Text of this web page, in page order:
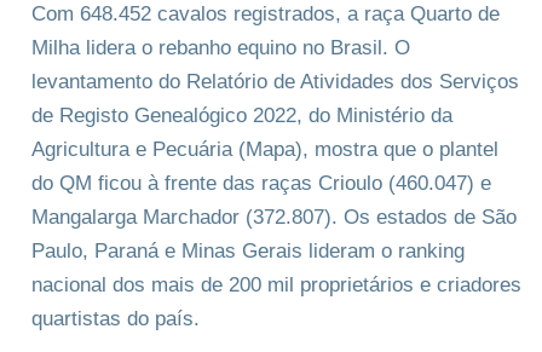
Com 648.452 cavalos registrados, a raça Quarto de
Milha lidera o rebanho equino no Brasil. O
levantamento do Relatório de Atividades dos Serviços
de Registo Genealógico 2022, do Ministério da
Agricultura e Pecuária (Mapa), mostra que o plantel
do QM ficou à frente das raças Crioulo (460.047) e
Mangalarga Marchador (372.807). Os estados de São
Paulo, Paraná e Minas Gerais lideram o ranking
nacional dos mais de 200 mil proprietários e criadores
quartistas do país.